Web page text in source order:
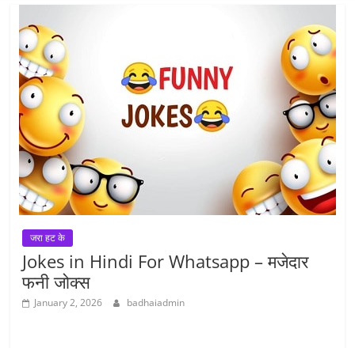
जरा हट के
Jokes in Hindi For Whatsapp – मजेदार
फनी जोक्स
January 2, 2026 badhaiadmin